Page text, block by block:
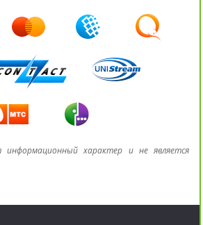
характер и не является